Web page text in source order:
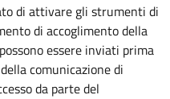
di attivare gli strumenti di
di accoglimento della
essere inviati prima
comunicazione di
da parte del